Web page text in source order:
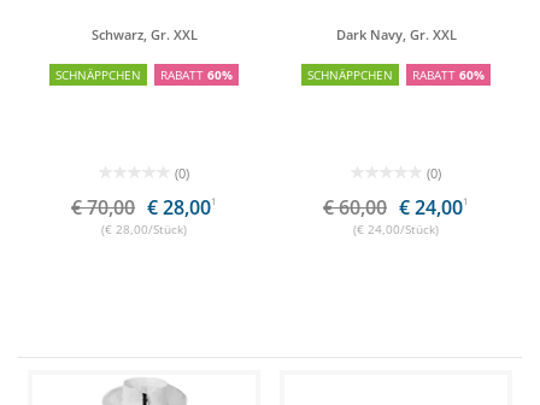
Schwarz, Gr. XXL
SCHNÄPPCHEN RABATT 60%
(0)
€ 70,00 € 28,001
(€ 28,00/Stück)
Dark Navy, Gr. XXL
SCHNÄPPCHEN RABATT 60%
(0)
€ 60,00 € 24,001
(€ 24,00/Stück)